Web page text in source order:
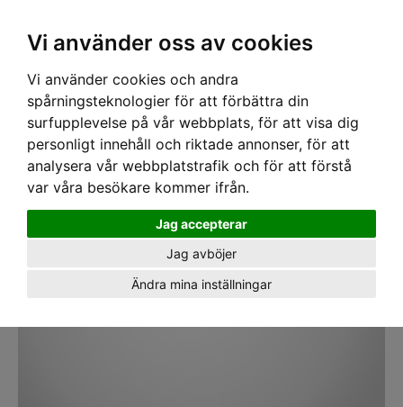
Vi använder oss av cookies
Vi använder cookies och andra
spårningsteknologier för att förbättra din
surfupplevelse på vår webbplats, för att visa dig
personligt innehåll och riktade annonser, för att
analysera vår webbplatstrafik och för att förstå
var våra besökare kommer ifrån.
Jag accepterar
Jag avböjer
Ändra mina inställningar
Hem ›VERKTYG›STÄLLNINGSNYCKLAR› Ställningsnyckel 17 + 19mm